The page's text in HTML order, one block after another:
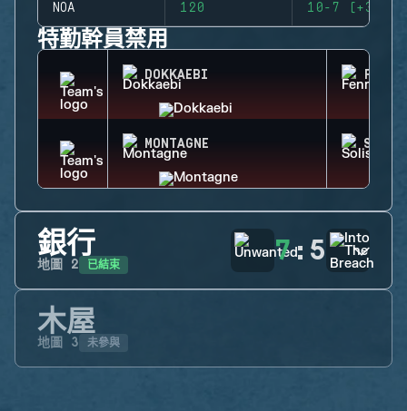
NOA 120 10-7 (+3)
特勤幹員禁用
DOKKAEBI
MONTAGNE SOLIS
銀行
地圖 2 已結束 7: 5
木屋
地圖 3 未參與